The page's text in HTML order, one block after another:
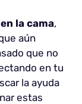
la cama,
aún
que no
en tu
la ayuda
estas